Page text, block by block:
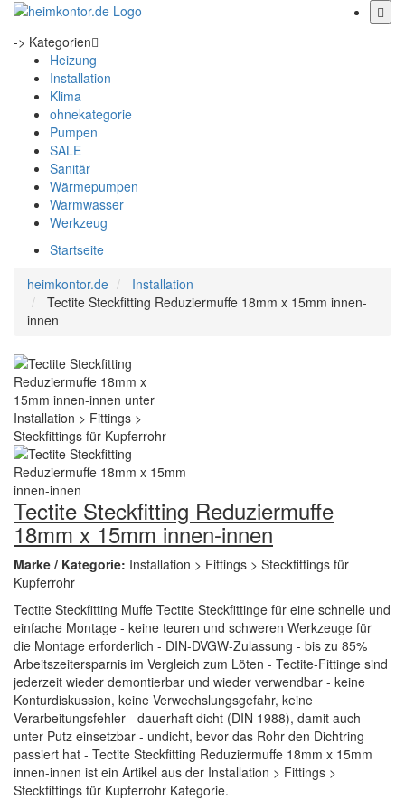
-> Kategorien
Heizung
Installation
Klima
ohnekategorie
Pumpen
SALE
Sanitär
Wärmepumpen
Warmwasser
Werkzeug
Startseite
heimkontor.de
Installation
Tectite Steckfitting Reduziermuffe 18mm x 15mm innen-
innen
Tectite Steckfitting Reduziermuffe
18mm x 15mm innen-innen
Marke / Kategorie: Installation > Fittings > Steckfittings für
Kupferrohr
Tectite Steckfitting Muffe Tectite Steckfittinge für eine schnelle und
einfache Montage - keine teuren und schweren Werkzeuge für
die Montage erforderlich - DIN-DVGW-Zulassung - bis zu 85%
Arbeitszeitersparnis im Vergleich zum Löten - Tectite-Fittinge sind
jederzeit wieder demontierbar und wieder verwendbar - keine
Konturdiskussion, keine Verwechslungsgefahr, keine
Verarbeitungsfehler - dauerhaft dicht (DIN 1988), damit auch
unter Putz einsetzbar - undicht, bevor das Rohr den Dichtring
passiert hat - Tectite Steckfitting Reduziermuffe 18mm x 15mm
innen-innen ist ein Artikel aus der Installation > Fittings >
Steckfittings für Kupferrohr Kategorie.